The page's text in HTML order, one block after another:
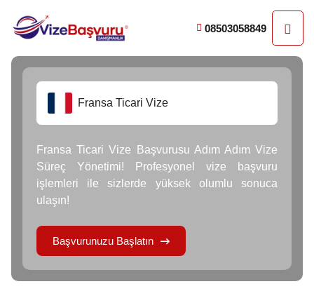
08503058849
Fransa Ticari Vize
Fransa Ticari Vize Başvurusu Adım Adım Vize
Süreç Yönetimi! Profesyonel vize başvuru
işlemleri ile sizlerde yüksek olumlu sonuca
ulaşın!
Başvurunuzu Başlatın